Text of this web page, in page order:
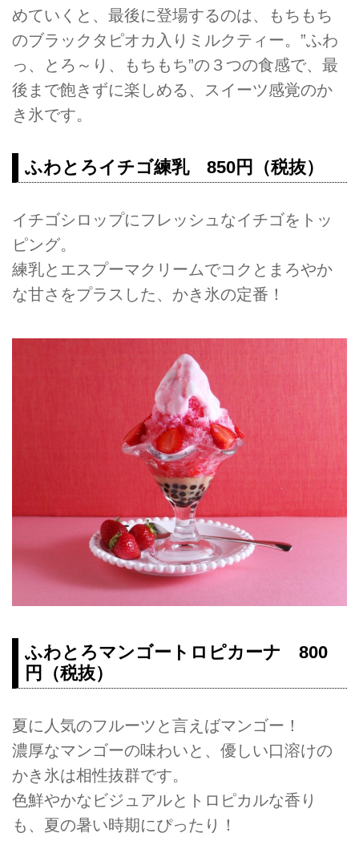
めていくと、最後に登場するのは、もちもち
のブラックタピオカ入りミルクティー。”ふわ
っ、とろ～り、もちもち”の３つの食感で、最
後まで飽きずに楽しめる、スイーツ感覚のか
き氷です。
ふわとろイチゴ練乳 850円（税抜）
イチゴシロップにフレッシュなイチゴをトッ
ピング。
練乳とエスプーマクリームでコクとまろやか
な甘さをプラスした、かき氷の定番！
ふわとろマンゴートロピカーナ 800
円（税抜）
夏に人気のフルーツと言えばマンゴー！
濃厚なマンゴーの味わいと、優しい口溶けの
かき氷は相性抜群です。
色鮮やかなビジュアルとトロピカルな香り
も、夏の暑い時期にぴったり！